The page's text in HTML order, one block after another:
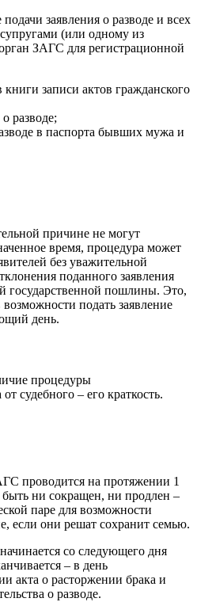
заявления о разводе и всех
(или одному из
ЗАГС для регистрационной
записи актов гражданского
разводе;
в паспорта бывших мужа и
причине не могут
время, процедура может
без уважительной
поданного заявления
государственной пошлины. Это,
подать заявление
день.
процедуры
судебного – его краткость.
проводится на протяжении 1
ни сокращен, ни продлен –
паре для возможности
если они решат сохранит семью.
со следующего дня
– в день
акта о расторжении брака и
о разводе.